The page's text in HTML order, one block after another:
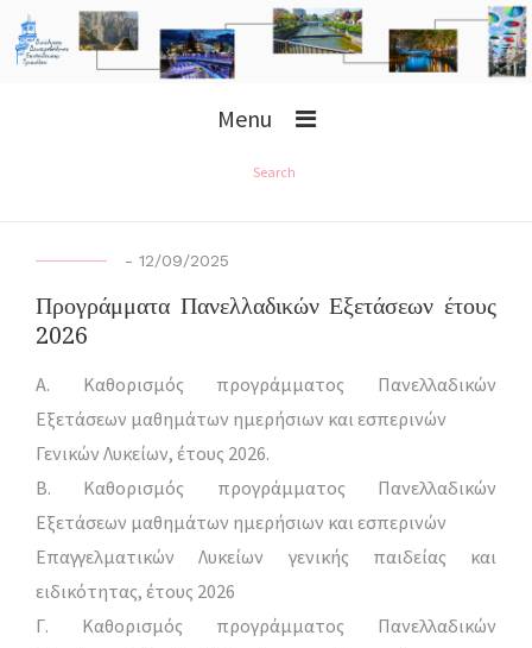
Menu
Search
- 12/09/2025
Προγράμματα Πανελλαδικών Εξετάσεων έτους
2026
Α. Καθορισμός προγράμματος Πανελλαδικών
Εξετάσεων μαθημάτων ημερήσιων και εσπερινών
Γενικών Λυκείων, έτους 2026.
Β. Καθορισμός προγράμματος Πανελλαδικών
Εξετάσεων μαθημάτων ημερήσιων και εσπερινών
Επαγγελματικών Λυκείων γενικής παιδείας και
ειδικότητας, έτους 2026
Γ. Καθορισμός προγράμματος Πανελλαδικών